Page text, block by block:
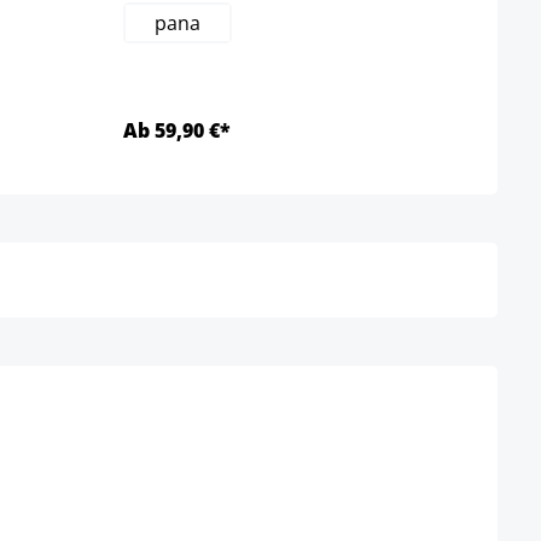
pana
Ab 59,90 €*